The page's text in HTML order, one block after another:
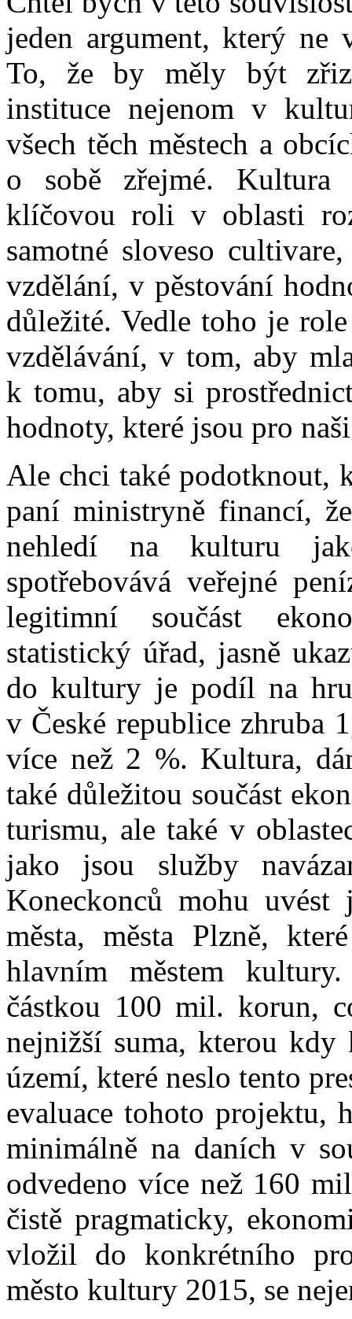
jeden argument, který ne
To, že by měly být
instituce nejenom v
všech těch městech a
o sobě zřejmé.
klíčovou roli v oblasti
samotné sloveso
vzdělání, v pěstování
důležité. Vedle toho je
vzdělávání, v tom, aby
k tomu, aby si
hodnoty, které jsou pro
Ale chci také podotknout,
paní ministryně financí,
nehledí na kulturu
spotřebovává veřejné
legitimní součást
statistický úřad, jasně
do kultury je podíl na
v České republice zhruba
více než 2 %. Kultura,
také důležitou součást
turismu, ale také v
jako jsou služby
Koneckonců mohu
města, města Plzně,
hlavním městem
částkou 100 mil. korun,
nejnižší suma, kterou kdy
území, které neslo tento
evaluace tohoto projektu,
minimálně na daních v
odvedeno více než 160
čistě pragmaticky,
vložil do konkrétního
město kultury 2015, se